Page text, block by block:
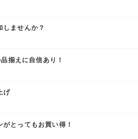
しませんか？
揃えに自信あり！
げ
とってもお買い得！